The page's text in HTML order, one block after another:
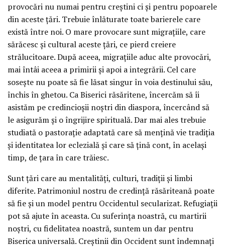
provocări nu numai pentru creștini ci și pentru popoarele
din aceste țări. Trebuie înlăturate toate barierele care
există între noi. O mare provocare sunt migrațiile, care
sărăcesc și cultural aceste țări, ce pierd creiere
strălucitoare. După aceea, migrațiile aduc alte provocări,
mai întâi aceea a primirii și apoi a integrării. Cel care
sosește nu poate să fie lăsat singur în voia destinului său,
închis în ghetou. Ca Biserici răsăritene, încercăm să îi
asistăm pe credincioșii noștri din diaspora, încercând să
le asigurăm și o îngrijire spirituală. Dar mai ales trebuie
studiată o pastorație adaptată care să mențină vie tradiția
și identitatea lor eclezială și care să țină cont, în același
timp, de țara în care trăiesc.
Sunt țări care au mentalități, culturi, tradiții și limbi
diferite. Patrimoniul nostru de credință răsăriteană poate
să fie și un model pentru Occidentul secularizat. Refugiații
pot să ajute în aceasta. Cu suferința noastră, cu martirii
noștri, cu fidelitatea noastră, suntem un dar pentru
Biserica universală. Creștinii din Occident sunt îndemnați